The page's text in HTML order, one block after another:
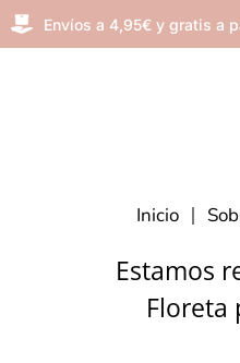
Envíos a 4,95€ y gratis a
Inicio
Estamos
Floreta